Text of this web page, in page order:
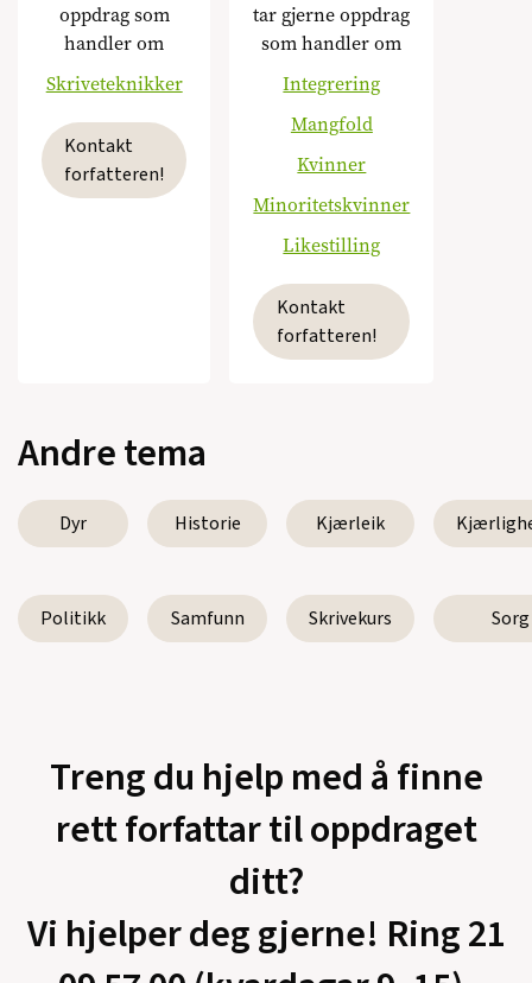
oppdrag som
handler om
Skriveteknikker
Kontakt
forfatteren!
tar gjerne oppdrag
som handler om
Integrering
Mangfold
Kvinner
Minoritetskvinner
Likestilling
Kontakt
forfatteren!
Andre tema
Dyr Historie Kjærleik
Politikk Samfunn Skrivekurs Sorg
Treng du hjelp med å finne
rett forfattar til oppdraget
ditt?
Vi hjelper deg gjerne! Ring 21